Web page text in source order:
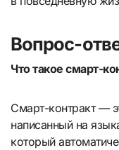
Вопрос-
Что такое смарт-
Смарт-контракт —
написанный на
который